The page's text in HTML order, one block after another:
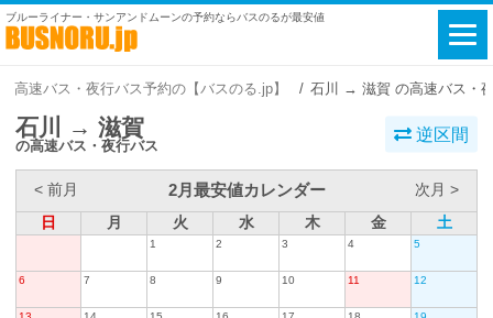
ブルーライナー・サンアンドムーンの予約ならバスのるが最安値
高速バス・夜行バス予約の【バスのる.jp】 石川 → 滋賀 の高速バス・
石川 → 滋賀
の高速バス・夜行バス
逆区間
< 前月 2月最安値カレンダー
次月 >
日
月 火 水 木 金 土
1 2 3 4 5
6 7 8 9 10 11 12